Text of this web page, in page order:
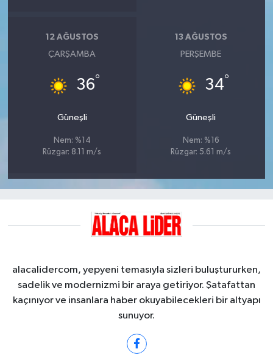
12 AĞUSTOS
ÇARŞAMBA
36°
Güneşli
Nem: %14
Rüzgar: 8.11 m/s
13 AĞUSTOS
PERŞEMBE
34°
Güneşli
Nem: %16
Rüzgar: 5.61 m/s
alacalidercom, yepyeni temasıyla sizleri buluştururken,
sadelik ve modernizmi bir araya getiriyor. Şatafattan
kaçınıyor ve insanlara haber okuyabilecekleri bir altyapı
sunuyor.